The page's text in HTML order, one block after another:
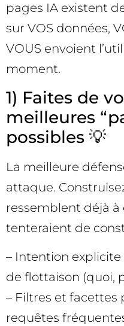
pages IA existent
sur VOS données,
VOUS envoient
moment.
1) Faites de
meilleures
possibles 💡
La meilleure
attaque.
ressemblent déjà à
tenteraient de
– Intention
de flottaison (quoi,
– Filtres et facettes
requêtes